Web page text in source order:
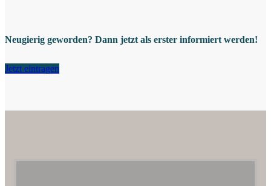
Neugierig geworden? Dann jetzt als erster informiert werden!
Jetzt eintragen